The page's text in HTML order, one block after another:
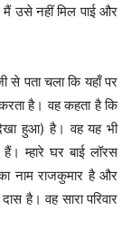
उसे नहीं मिल पाई और
से पता चला कि यहाँ पर
है। वह कहता है कि
(देखा हुआ) है। वह यह भी
म्हारे घर बाई लॉरस
नाम राजकुमार है और
है। वह सारा परिवार